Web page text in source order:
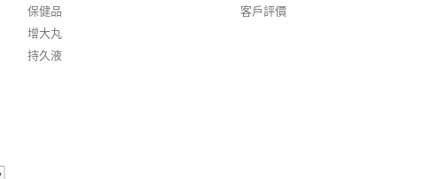
保健品
增大丸
持久液
客戶評價